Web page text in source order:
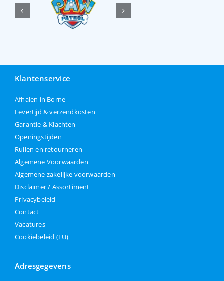
Klantenservice
Afhalen in Borne
Levertijd & verzendkosten
Garantie & Klachten
Openingstijden
Ruilen en retourneren
Algemene Voorwaarden
Algemene zakelijke voorwaarden
Disclaimer / Assortiment
Privacybeleid
Contact
Vacatures
Cookiebeleid (EU)
Adresgegevens